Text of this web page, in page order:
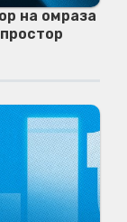
на омраза